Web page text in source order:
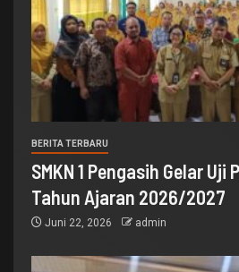
BERITA TERBARU
SMKN 1 Pengasih Gelar
Tahun Ajaran 2026/2027
Juni 22, 2026 admin